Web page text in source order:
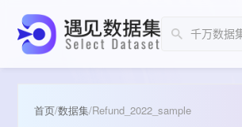
首页/数据集/Refund_2022_sample